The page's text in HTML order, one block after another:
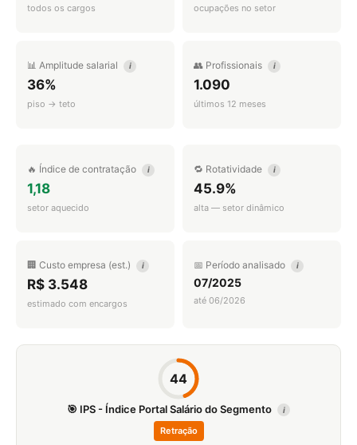
todos os cargos ocupações no setor
📊 Amplitude salarial i
36%
piso → teto
👥 Profissionais i
1.090
últimos 12 meses
🔥 Índice de contratação i
1,18
setor aquecido
🔁 Rotatividade i
45.9%
alta — setor dinâmico
🏢 Custo empresa (est.) i
R$ 3.548
estimado com encargos
📅 Período analisado i
07/2025
até 06/2026
44
🎯 IPS - Índice Portal Salário do Segmento i
Retração